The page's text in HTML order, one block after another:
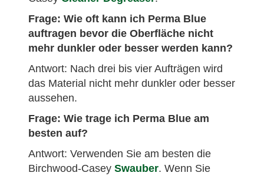
Frage: Wie oft kann ich Perma Blue
auftragen bevor die Oberfläche nicht
mehr dunkler oder besser werden kann?
Antwort: Nach drei bis vier Aufträgen wird
das Material nicht mehr dunkler oder besser
aussehen.
Frage: Wie trage ich Perma Blue am
besten auf?
Antwort: Verwenden Sie am besten die
Birchwood-Casey Swauber. Wenn Sie